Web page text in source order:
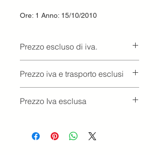
Ore: 1 Anno: 15/10/2010
Prezzo escluso di iva.
Prezzo iva e trasporto esclusi
Prezzo Iva esclusa